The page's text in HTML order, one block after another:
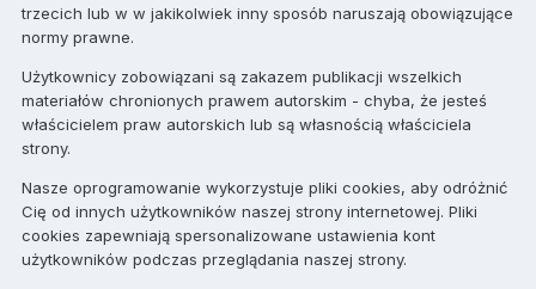
trzecich lub w w jakikolwiek inny sposób naruszają obowiązujące
normy prawne.
Użytkownicy zobowiązani są zakazem publikacji wszelkich
materiałów chronionych prawem autorskim - chyba, że jesteś
właścicielem praw autorskich lub są własnością właściciela
strony.
Nasze oprogramowanie wykorzystuje pliki cookies, aby odróżnić
Cię od innych użytkowników naszej strony internetowej. Pliki
cookies zapewniają spersonalizowane ustawienia kont
użytkowników podczas przeglądania naszej strony.